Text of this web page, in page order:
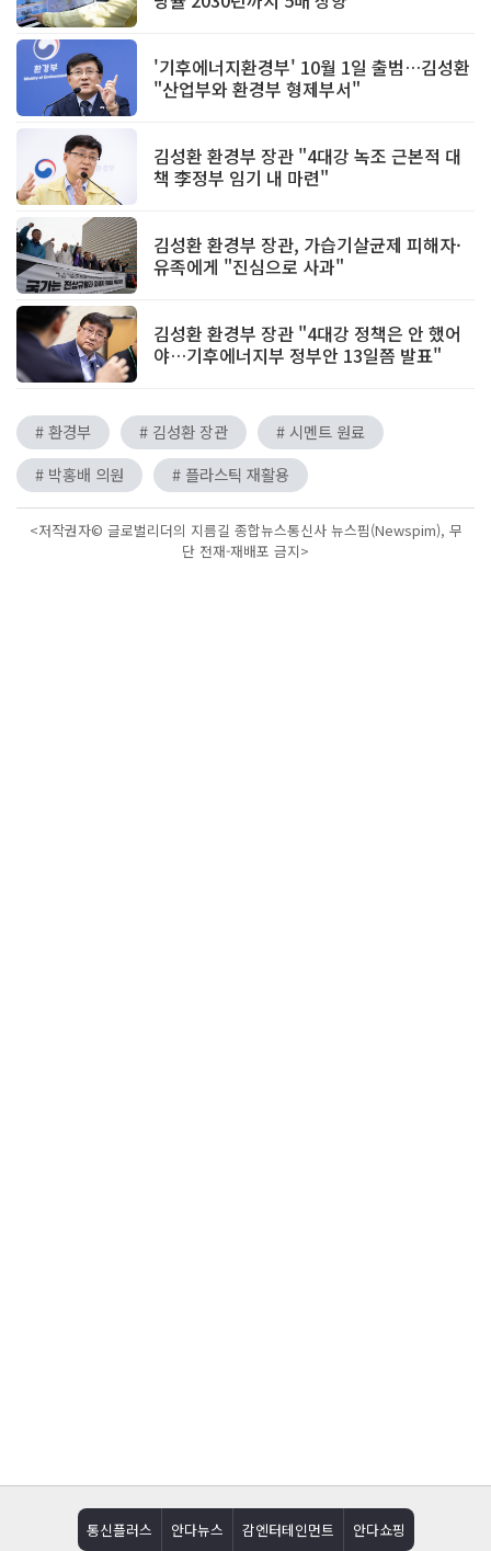
'기후에너지환경부' 10월 1일 출범…김성환
"산업부와 환경부 형제부서"
김성환 환경부 장관 "4대강 녹조 근본적 대
책 李정부 임기 내 마련"
김성환 환경부 장관, 가습기살균제 피해자·
유족에게 "진심으로 사과"
김성환 환경부 장관 "4대강 정책은 안 했어
야…기후에너지부 정부안 13일쯤 발표"
# 환경부 # 김성환 장관
# 시멘트 원료
# 박홍배 의원
# 플라스틱 재활용
<저작권자© 글로벌리더의 지름길 종합뉴스통신사 뉴스핌(Newspim), 무
단 전재-재배포 금지>
통신플러스 안다뉴스 감엔터테인먼트 안다쇼핑